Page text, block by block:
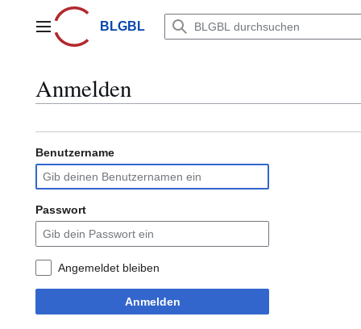
springenHauptmenüBLGBL
Anmelden
Benutzername
Passwort
Angemeldet bleiben
Anmelden